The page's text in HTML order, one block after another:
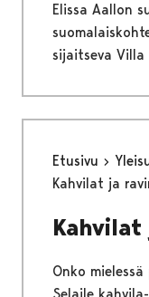
Elissa Aallon
sijaitseva Villa
Etusivu
Kahvilat ja
Onko